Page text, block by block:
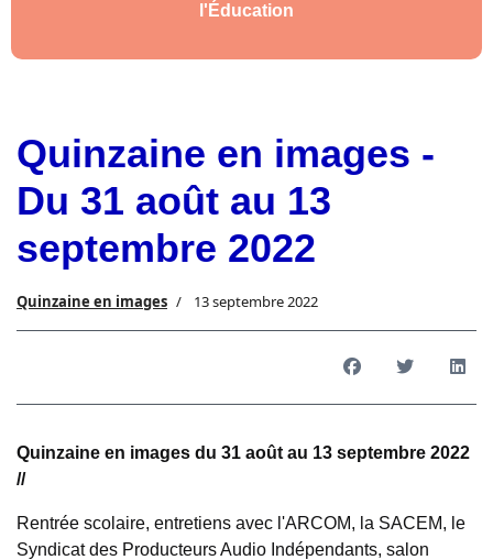
l'Éducation
Quinzaine en images -
Du 31 août au 13
septembre 2022
Quinzaine en images 13 septembre 2022
Quinzaine en images du 31 août au 13 septembre 2022
//
Rentrée scolaire, entretiens avec l'ARCOM, la SACEM, le
Syndicat des Producteurs Audio Indépendants, salon